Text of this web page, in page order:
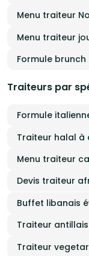
Menu traiteur
Formule
Traiteurs par
Formule
Traiteur halal à
Menu traiteur
Devis traiteur
Buffet libanais
Traiteur